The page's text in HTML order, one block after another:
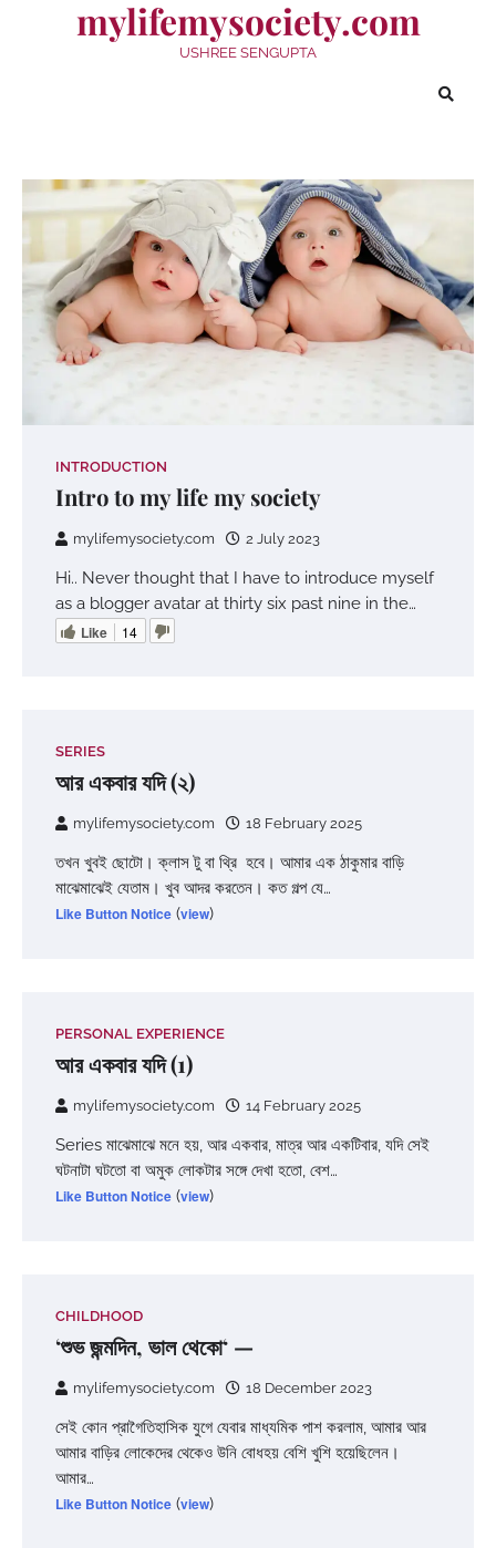
mylifemysociety.com
USHREE SENGUPTA
INTRODUCTION
Intro to my life my society
mylifemysociety.com 2 July 2023
Hi.. Never thought that I have to introduce myself
as a blogger avatar at thirty six past nine in the…
Like 14
SERIES
আর একবার যদি (২)
mylifemysociety.com 18 February 2025
তখন খুবই ছোটো। ক্লাস টু বা থ্রি হবে। আমার এক ঠাকুমার বাড়ি
মাঝেমাঝেই যেতাম। খুব আদর করতেন। কত গল্প যে…
Like Button Notice (view)
PERSONAL EXPERIENCE
আর একবার যদি (1)
mylifemysociety.com 14 February 2025
Series মাঝেমাঝে মনে হয়, আর একবার, মাত্র আর একটিবার, যদি সেই
ঘটনাটা ঘটতো বা অমুক লোকটার সঙ্গে দেখা হতো, বেশ…
Like Button Notice (view)
CHILDHOOD
‘শুভ জন্মদিন, ভাল থেকো‘ —
mylifemysociety.com 18 December 2023
সেই কোন প্রাগৈতিহাসিক যুগে যেবার মাধ্যমিক পাশ করলাম, আমার আর
আমার বাড়ির লোকেদের থেকেও উনি বোধহয় বেশি খুশি হয়েছিলেন।
আমার…
Like Button Notice (view)